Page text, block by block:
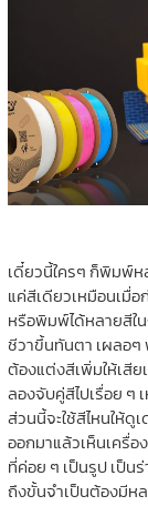
เดี๋ยวนี้ใครๆ ก็พิมพ์ห
แค่สีเดียวเหมือนเมื่
หรือพิมพ์ได้หลายสีใ
ชีวาขึ้นทันตา เผลอๆ
ต้องแต่งสีเพิ่มให้เสี
ลองจับคู่สีไปเรื่อย ๆ
ส่วนนี้จะใช้สีไหนให้ดู
ออกมาแล้วเห็นเครื่
ที่ค่อย ๆ เป็นรูป เป็น
ถึงขั้นจำเป็นต้องมีห